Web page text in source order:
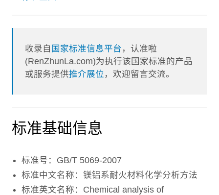
收录自 国家标准信息平台 ，认准啦
(RenZhunLa.com)为执行该国家标准的产品
或服务提供推介展位 ，欢迎留言交流。
标准基础信息
标准号：GB/T 5069-2007
标准中文名称：镁铝系耐火材料化学分析方法
标准英文名称：Chemical analysis of